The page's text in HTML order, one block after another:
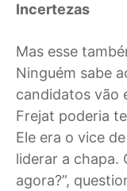
Incertezas
Mas esse
Ninguém sabe
candidatos vão
Frejat poderia
Ele era o vice
liderar a chapa.
agora?”,